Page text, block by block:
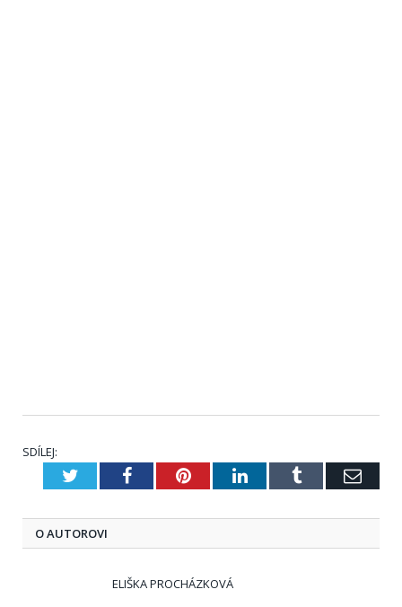
SDÍLEJ:
TwitterFacebookPinterestLinkedInTumblr E-
O AUTOROVI
ELIŠKA PROCHÁZKOVÁ